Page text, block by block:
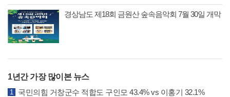
경상남도 제18회 금원산 숲속음악회 7월 30일 개막
1년간 가장 많이본 뉴스
국민의힘 거창군수 적합도 구인모 43.4% vs 이홍기 32.1%